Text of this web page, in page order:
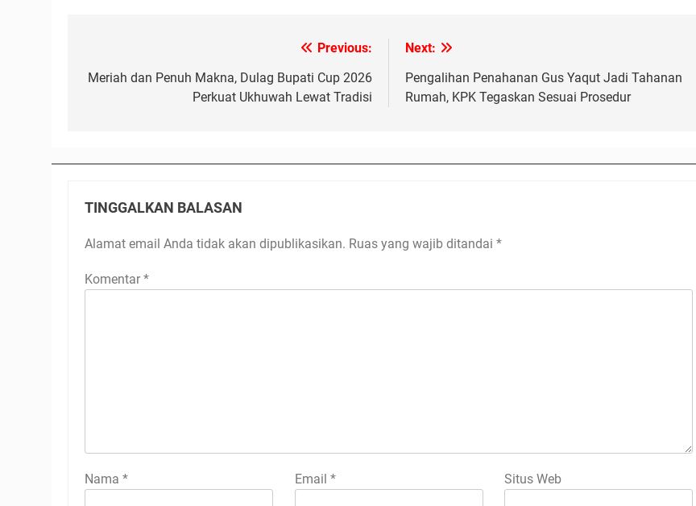
pos
Previous:
Meriah dan Penuh Makna, Dulag Bupati Cup 2026
Perkuat Ukhuwah Lewat Tradisi
Next:
Pengalihan Penahanan Gus Yaqut Jadi Tahanan
Rumah, KPK Tegaskan Sesuai Prosedur
TINGGALKAN BALASAN
Alamat email Anda tidak akan dipublikasikan. Ruas yang wajib ditandai *
Komentar *
Nama * Email * Situs Web